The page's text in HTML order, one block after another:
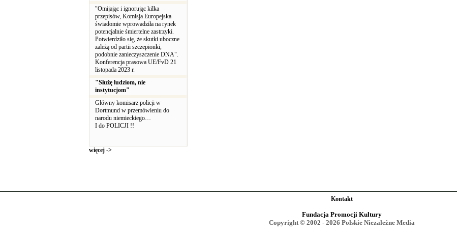
"Omijając i ignorując kilka
przepisów, Komisja Europejska
świadomie wprowadziła na rynek
potencjalnie śmiertelne zastrzyki.
Potwierdziło się, że skutki uboczne
zależą od partii szczepionki,
podobnie zanieczyszczenie DNA".
Konferencja prasowa UE/FvD 21
listopada 2023 r.
"Służę ludziom, nie
instytucjom"
Główny komisarz policji w
Dortmund w przemówieniu do
narodu niemieckiego…
I do POLICJI !!
więcej ->
Kontakt
Fundacja Promocji Kultury
Copyright © 2002 - 2026 Polskie Niezależne Media